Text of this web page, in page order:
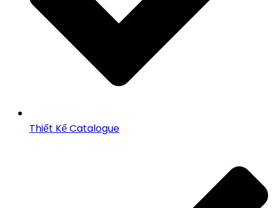
Thiết Kế Catalogue